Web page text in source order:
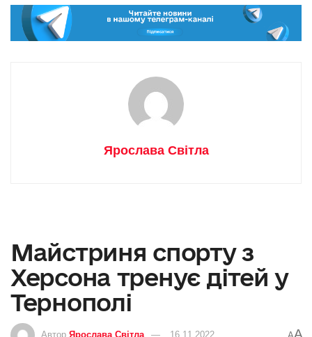
Ярослава Світла
Майстриня спорту з
Херсона тренує дітей у
Тернополі
Автор Ярослава Світла 16.11.2022